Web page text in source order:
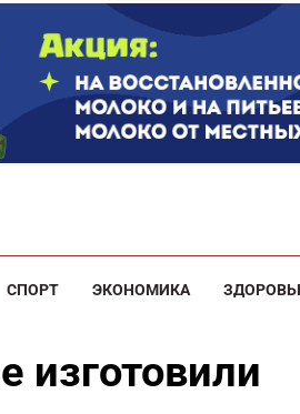
СПОРТ ЭКОНОМИКА
изготовили